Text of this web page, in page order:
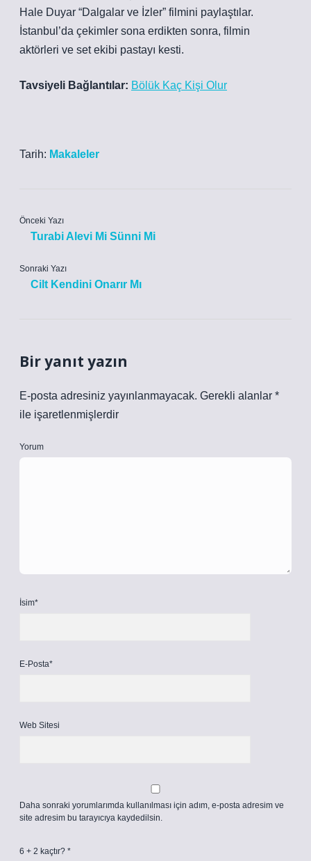
Hale Duyar “Dalgalar ve İzler” filmini paylaştılar.
İstanbul’da çekimler sona erdikten sonra, filmin
aktörleri ve set ekibi pastayı kesti.
Tavsiyeli Bağlantılar: Bölük Kaç Kişi Olur
Tarih: Makaleler
Önceki Yazı
Turabi Alevi Mi Sünni Mi
Sonraki Yazı
Cilt Kendini Onarır Mı
Bir yanıt yazın
E-posta adresiniz yayınlanmayacak. Gerekli alanlar *
ile işaretlenmişlerdir
Yorum
İsim*
E-Posta*
Web Sitesi
Daha sonraki yorumlarımda kullanılması için adım, e-posta adresim ve
site adresim bu tarayıcıya kaydedilsin.
6 + 2 kaçtır? *